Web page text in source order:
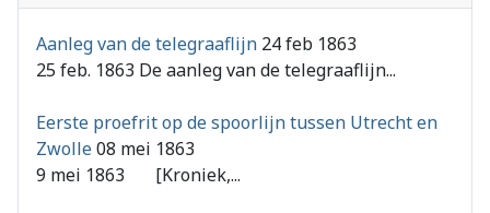
Aanleg van de telegraaflijn 24 feb 1863
25 feb. 1863 De aanleg van de telegraaflijn...
Eerste proefrit op de spoorlijn tussen Utrecht en
Zwolle08 mei 1863
9 mei 1863 [Kroniek,...